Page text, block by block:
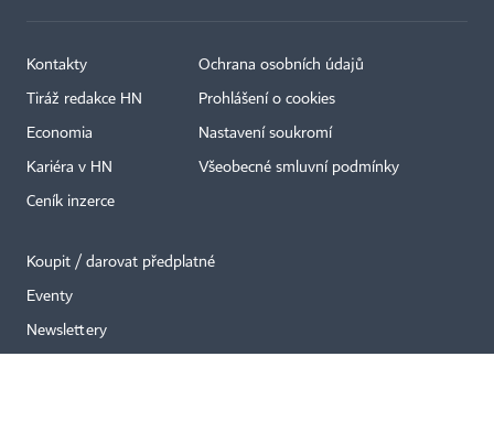
Kontakty
Tiráž redakce HN
Economia
Kariéra v HN
Ceník inzerce
Ochrana osobních údajů
Prohlášení o cookies
Nastavení soukromí
Všeobecné smluvní podmínky
Koupit / darovat předplatné
Eventy
Newslettery